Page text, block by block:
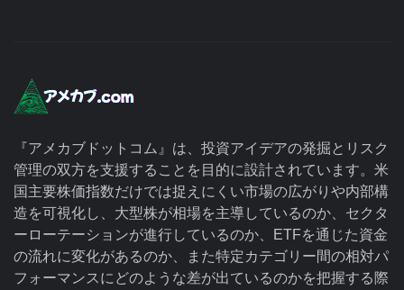
『アメカブドットコム』は、投資アイデアの発掘とリスク
管理の双方を支援することを目的に設計されています。米
国主要株価指数だけでは捉えにくい市場の広がりや内部構
造を可視化し、大型株が相場を主導しているのか、セクタ
ーローテーションが進行しているのか、ETFを通じた資金
の流れに変化があるのか、また特定カテゴリー間の相対パ
フォーマンスにどのような差が出ているのかを把握する際